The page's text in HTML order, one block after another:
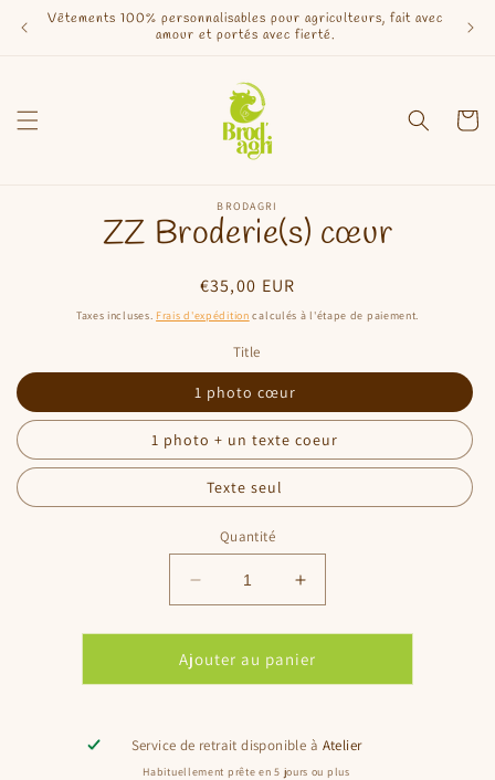
passer
Vêtements 100% personnalisables pour agriculteurs, fait avec
amour et portés avec fierté.
Panier
BRODAGRI
ZZ Broderie(s) cœur
Prix
habituel
€35,00 EUR
Taxes incluses. Frais d'expédition calculés à l'étape de paiement.
Title
1 photo cœur
1 photo + un texte coeur
Texte seul
Quantité
Réduire
la
quantité
de
ZZ
Augmenter
la
quantité
de
ZZ
Ajouter au panier
Service de retrait disponible à Atelier
Habituellement prête en 5 jours ou plus